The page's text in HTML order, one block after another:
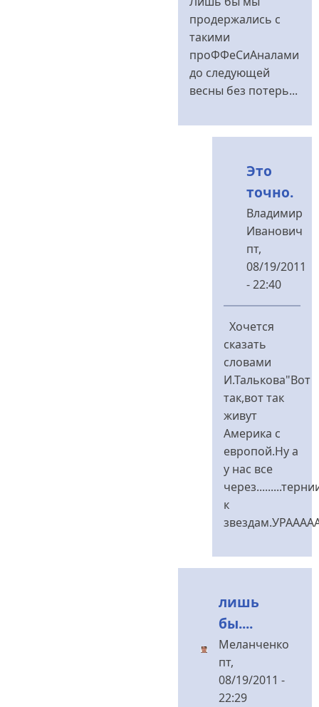
Если
дороги
продержутся
Владимир
продержались с
такими
проФФеСиАналами
до следующей
весны без потерь...
Это
точно.
Владимир
Иванович
пт,
08/19/2011
- 22:40
У
Хочется
сказать
словами
И.Талькова"Вот
так,вот так
живут
Америка с
европой.Ну а
у нас все
к
лишь
бы....
Меланченко
пт,
08/19/2011 -
22:29